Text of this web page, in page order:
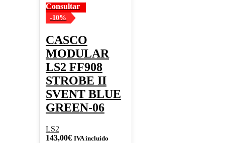
Consultar
-10%
CASCO
MODULAR
LS2 FF908
STROBE II
SVENT BLUE
GREEN-06
LS2
143,00€ IVA incluido
opciones
se
elegir
en
la
página
de
producto